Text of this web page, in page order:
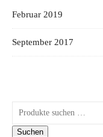
Februar 2019
September 2017
Suchen nach:
Suchen